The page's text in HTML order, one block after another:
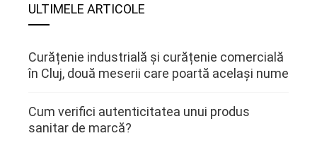
ULTIMELE ARTICOLE
Curățenie industrială și curățenie comercială
în Cluj, două meserii care poartă același nume
Cum verifici autenticitatea unui produs
sanitar de marcă?